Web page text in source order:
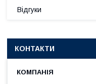
Відгуки
КОНТАКТИ